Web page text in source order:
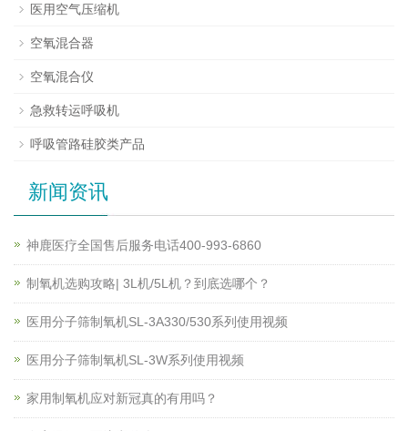
医用空气压缩机
空氧混合器
空氧混合仪
急救转运呼吸机
呼吸管路硅胶类产品
新闻资讯
神鹿医疗全国售后服务电话400-993-6860
制氧机选购攻略| 3L机/5L机？到底选哪个？
医用分子筛制氧机SL-3A330/530系列使用视频
医用分子筛制氧机SL-3W系列使用视频
家用制氧机应对新冠真的有用吗？